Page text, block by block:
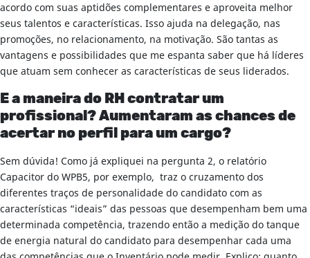
acordo com suas aptidões complementares e aproveita melhor
seus talentos e características. Isso ajuda na delegação, nas
promoções, no relacionamento, na motivação. São tantas as
vantagens e possibilidades que me espanta saber que há líderes
que atuam sem conhecer as características de seus liderados.
E a maneira do RH contratar um
profissional? Aumentaram as chances de
acertar no perfil para um cargo?
Sem dúvida! Como já expliquei na pergunta 2, o relatório
Capacitor do WPB5, por exemplo, traz o cruzamento dos
diferentes traços de personalidade do candidato com as
características “ideais” das pessoas que desempenham bem uma
determinada competência, trazendo então a medição do tanque
de energia natural do candidato para desempenhar cada uma